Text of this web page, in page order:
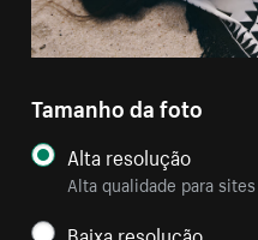
Tamanho da foto
Alta resolução
Alta qualidade para
Baixa resolução